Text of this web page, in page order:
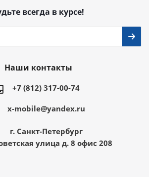
всегда в курсе!
Наши контакты
+7 (812) 317-00-74
x-mobile@yandex.ru
г. Санкт-Петербург
улица д. 8 офис 208